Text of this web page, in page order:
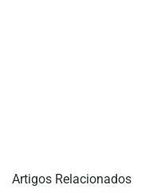
Artigos Relacionados